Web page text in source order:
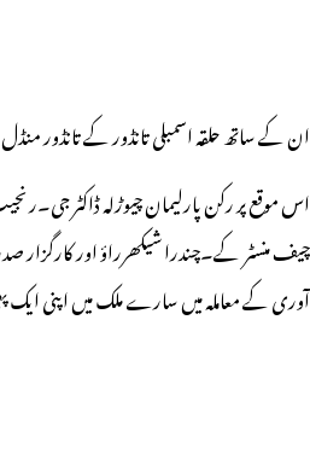
ان کے ساتھ حلقہ اسمبلی تانڈور کے تانڈور
اس موقع پر رکن پارلیمان چیوڑلہ ڈاکٹر
چیف منسٹر کے۔چندرا شیکھرراؤ اور کارگزار
آوری کے معاملہ میں سارے ملک میں اپنی ایک